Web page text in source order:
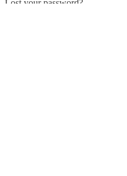
Lost your password?